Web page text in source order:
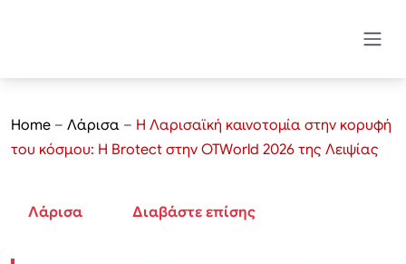
Home – Λάρισα – Η Λαρισαϊκή καινοτομία στην κορυφή
του κόσμου: Η Brotect στην OTWorld 2026 της Λειψίας
Λάρισα Διαβάστε επίσης